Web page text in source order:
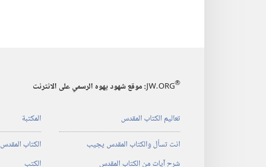
JW.ORG® :‏ موقع شهود يهوه الرسمي على الانترنت
تعاليم الكتاب المقدس
انت تسأل والكتاب المقدس يجيب
شرح آيات من الكتاب المقدس
المكتبة
الكتاب المقدس
الكتب